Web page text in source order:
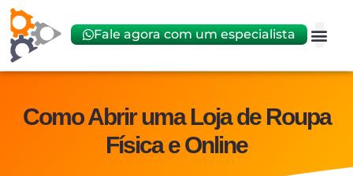
Fale agora com um especialista
Como Abrir uma Loja de Roupa
Física e Online